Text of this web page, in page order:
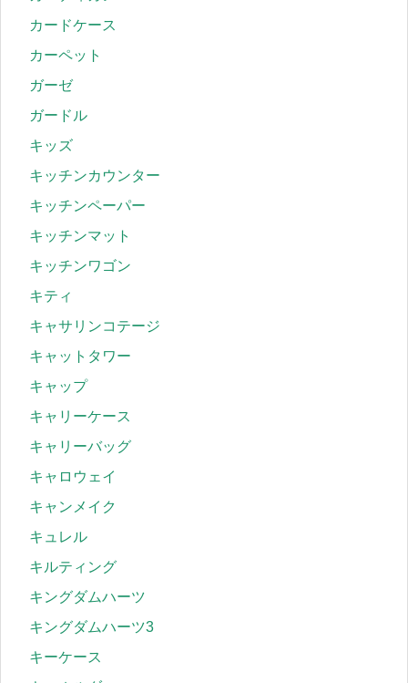
カードケース
カーペット
ガーゼ
ガードル
キッズ
キッチンカウンター
キッチンペーパー
キッチンマット
キッチンワゴン
キティ
キャサリンコテージ
キャットタワー
キャップ
キャリーケース
キャリーバッグ
キャロウェイ
キャンメイク
キュレル
キルティング
キングダムハーツ
キングダムハーツ3
キーケース